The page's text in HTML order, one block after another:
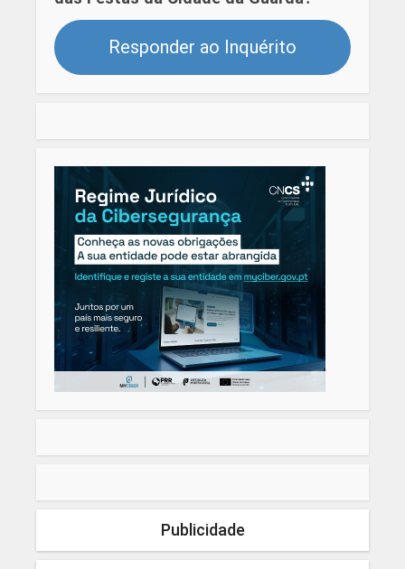
Responder ao Inquérito
Publicidade